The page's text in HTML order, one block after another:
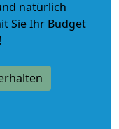
natürlich
Sie Ihr Budget